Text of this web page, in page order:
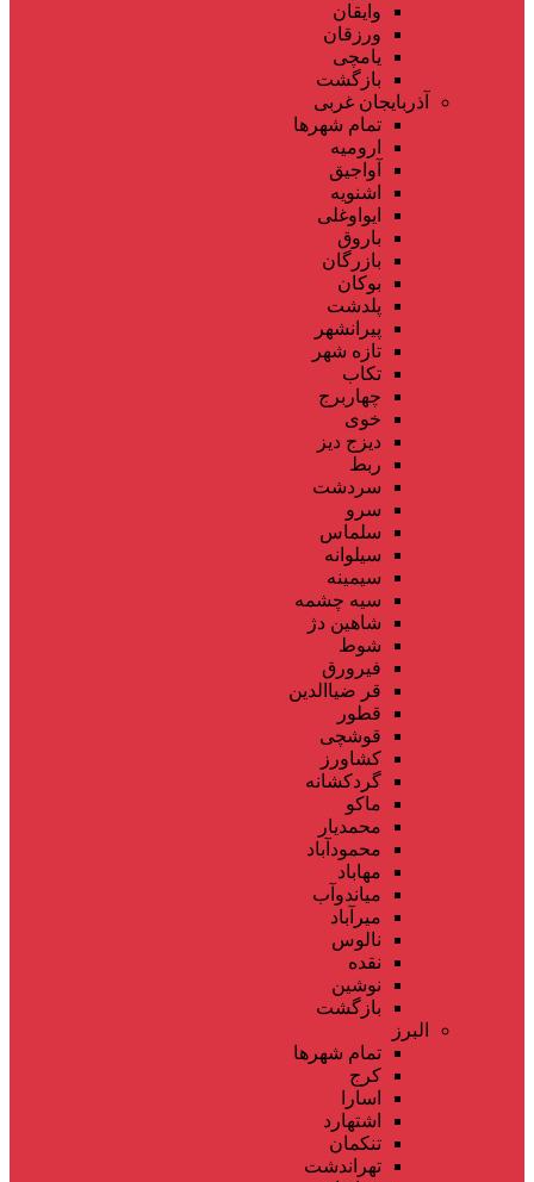
وایقان
ورزقان
یامچی
بازگشت
آذربایجان غربی
تمام شهر‌ها
ارومیه
آواجیق
اشنویه
ایواوغلی
باروق
بازرگان
بوکان
پلدشت
پیرانشهر
تازه شهر
تکاب
چهاربرج
خوی
دیزج دیز
ربط
سردشت
سرو
سلماس
سیلوانه
سیمینه
سیه چشمه
شاهین دژ
شوط
فیرورق
قر ضیاالدین
قطور
قوشچی
کشاورز
گردکشانه
ماکو
محمدیار
محمودآباد
مهاباد
میاندوآب
میرآباد
نالوس
نقده
نوشین
بازگشت
البرز
تمام شهر‌ها
کرج
اسارا
اشتهارد
تنکمان
تهراندشت